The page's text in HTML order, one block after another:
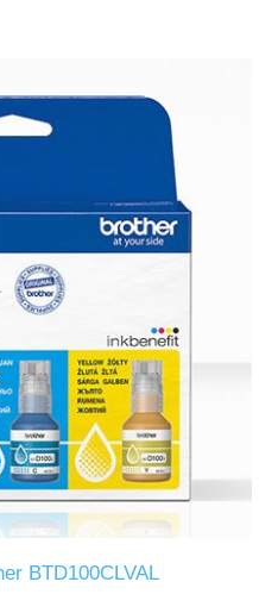
BTD100CLVAL